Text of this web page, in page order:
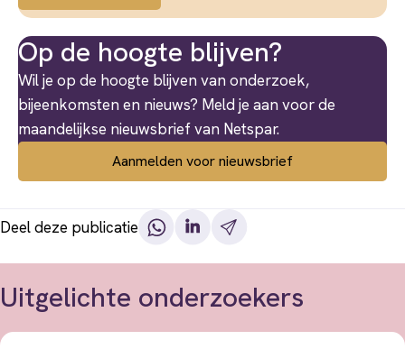
Op de hoogte blijven?
Wil je op de hoogte blijven van onderzoek,
bijeenkomsten en nieuws? Meld je aan voor de
maandelijkse nieuwsbrief van Netspar.
Aanmelden voor nieuwsbrief
Deel deze publicatie
Uitgelichte onderzoekers